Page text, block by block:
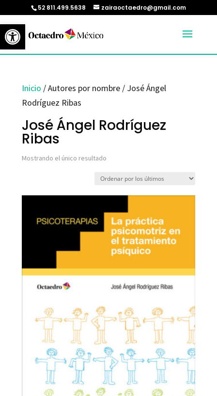
Abrir barra de herramientas
52 811.499.5638 zairaoctaedro@gmail.com
Inicio / Autores por nombre / José Ángel
Rodríguez Ribas
José Ángel Rodríguez
Ribas
Mostrando el único resultado